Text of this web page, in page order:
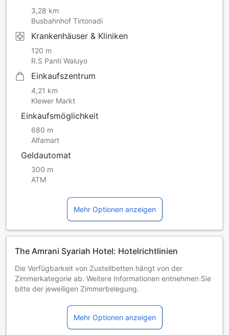
3,28 km
Busbahnhof Tirtonadi
Krankenhäuser & Kliniken
120 m
R.S Panti Waluyo
Einkaufszentrum
4,21 km
Klewer Markt
Einkaufsmöglichkeit
680 m
Alfamart
Geldautomat
300 m
ATM
Mehr Optionen anzeigen
The Amrani Syariah Hotel: Hotelrichtlinien
Die Verfügbarkeit von Zustellbetten hängt von der
Zimmerkategorie ab. Weitere Informationen entnehmen Sie
bitte der jeweiligen Zimmerbelegung.
Buchungsbestimmungen gelten und zusätzliche Gebühren
Mindestalter der Gäste: 1 year(s)
Mehr Optionen anzeigen